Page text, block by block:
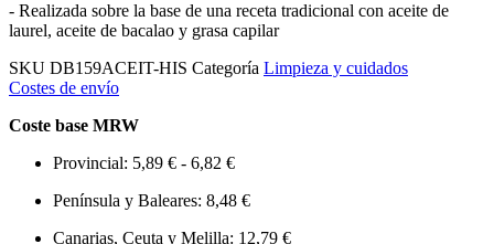
- Realizada sobre la base de una receta tradicional con aceite de
laurel, aceite de bacalao y grasa capilar
SKU DB159ACEIT-HIS Categoría Limpieza y cuidados
Costes de envío
Coste base MRW
Provincial: 5,89 € - 6,82 €
Península y Baleares: 8,48 €
Canarias, Ceuta y Melilla: 12,79 €